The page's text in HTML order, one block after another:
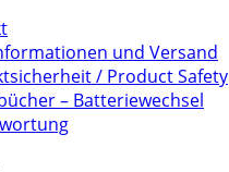
und Versand
/ Product Safety
– Batteriewechsel